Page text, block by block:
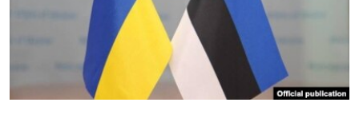
ПРОПАВШИЕ БЕЗ ВЕСТИ
ПОБЕДИТЕЛЕЙ НЕ СУДЯТ?
КРЫМ.НЕПОКОРЕННЫЙ
ПРИСОЕДИНЯЙТЕСЬ!